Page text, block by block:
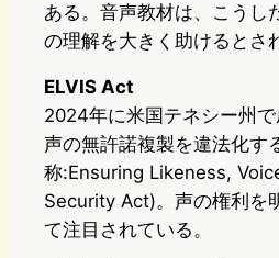
ある。音声教材は、こうし
の理解を大きく助けるとさ
ELVIS Act
2024年に米国テネシー州
声の無許諾複製を違法化す
称:Ensuring Likeness,
Security Act)。声の権利を
て注目されている。